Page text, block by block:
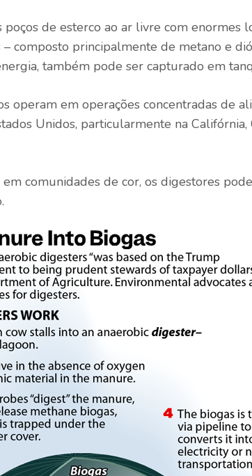
poços de esterco ao ar livre com enormes
composto principalmente de metano e
também pode ser capturado em
operam em operações concentradas de
Unidos, particularmente na
em comunidades de cor, os digestores